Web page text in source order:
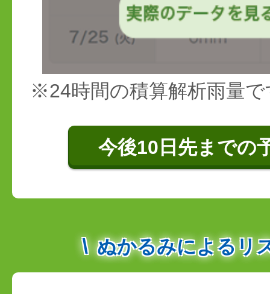
※24時間の積算解析雨量で
今後10日先までの
ぬかるみによるリ